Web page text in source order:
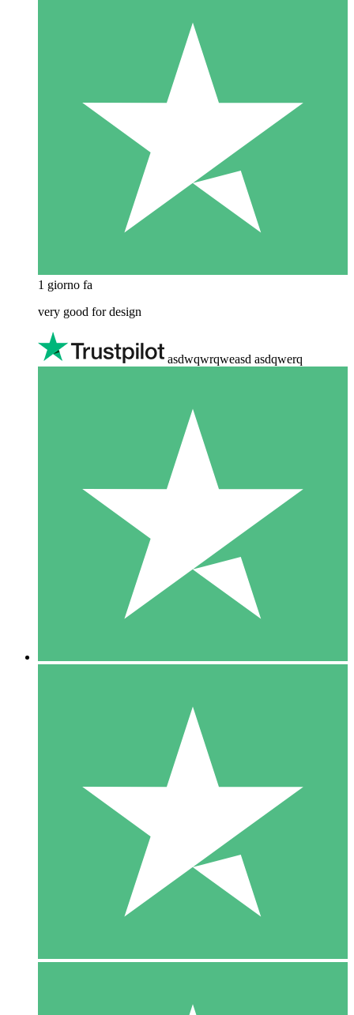
1 giorno fa
very good for design
asdwqwrqweasd asdqwerq